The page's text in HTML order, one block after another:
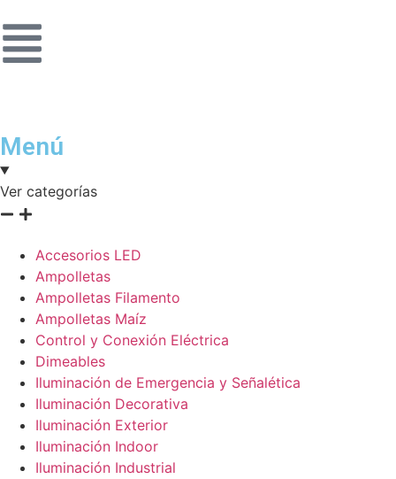
Menú
Ver categorías
Accesorios LED
Ampolletas
Ampolletas Filamento
Ampolletas Maíz
Control y Conexión Eléctrica
Dimeables
Iluminación de Emergencia y Señalética
Iluminación Decorativa
Iluminación Exterior
Iluminación Indoor
Iluminación Industrial